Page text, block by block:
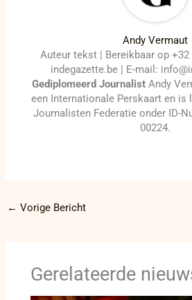
Andy Vermaut
Auteur tekst | Bereikbaar op +32
indegazette.be | E-mail:
Gediplomeerd Journalist Andy
een Internationale Perskaart en is
Journalisten Federatie onder ID-
00224.
← Vorige Bericht
Gerelateerde